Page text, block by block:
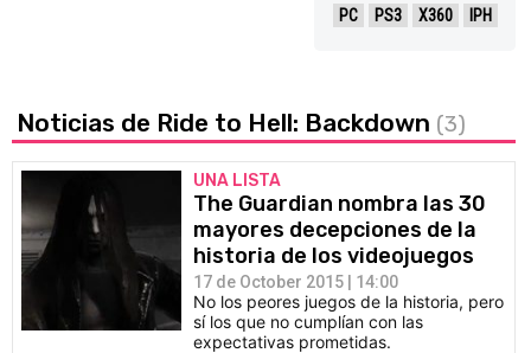
PC PS3 X360 IPH
Noticias de Ride to Hell: Backdown (3)
UNA LISTA
The Guardian nombra las 30
mayores decepciones de la
historia de los videojuegos
17 de October 2015 | 14:00
No los peores juegos de la historia, pero
sí los que no cumplían con las
expectativas prometidas.